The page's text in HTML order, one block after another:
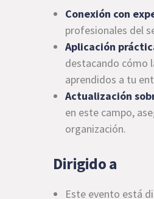
Conexión con
profesionales del
Aplicación
destacando cómo
aprendidos a tu
Actualización
en este campo,
organización.
Dirigido a
Este evento está